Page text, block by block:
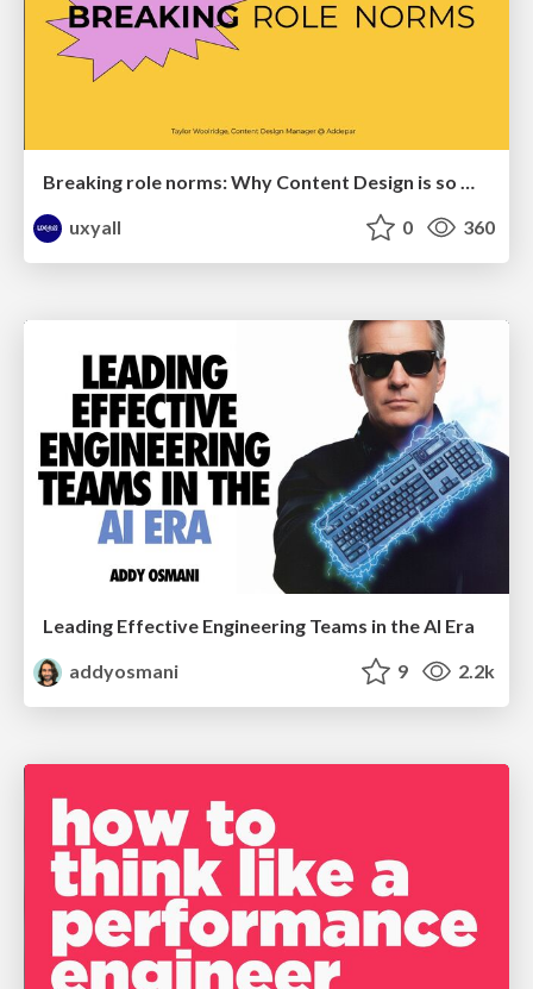
Breaking role norms: Why Content Design is so much more than writing copy - Taylor Woolridge
uxyall
0 360
Leading Effective Engineering Teams in the AI Era
addyosmani
9 2.2k